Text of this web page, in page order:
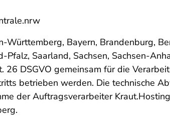
Württemberg, Bayern, Brandenburg,
Pfalz, Saarland, Sachsen, Sachsen-
26 DSGVO gemeinsam für die
betrieben werden. Die technische
der Auftragsverarbeiter